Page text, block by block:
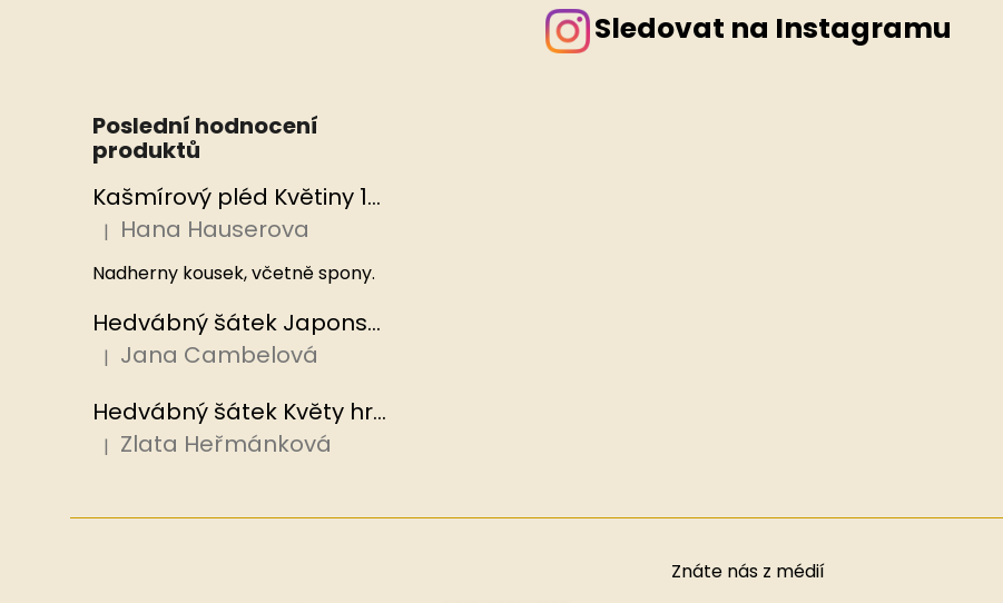
Sledovat na Instagramu
Poslední hodnocení
produktů
Kašmírový pléd Květiny 100x200 cm, Hedvábný svět
Hodnocení produktu je 5 z 5 hvězdiček.
| Hana Hauserova
Nadherny kousek, včetně spony.
Hedvábný šátek Japonská zahrada 110x110 cm v dárkovém balení, HEDVÁBNÝ SVĚT
Hodnocení produktu je 5 z 5 hvězdiček.
| Jana Cambelová
Hedvábný šátek Květy hrachoru 53x53 cm v dárkovém balení, HEDVÁBNÝ SVĚT
Hodnocení produktu je 5 z 5 hvězdiček.
| Zlata Heřmánková
Znáte nás z médií